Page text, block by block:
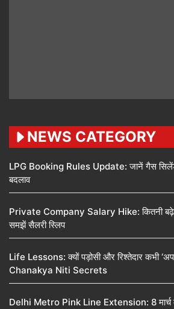
NEWS CATEGORY
LPG Booking Rules Update: जानें गैस
बदलाव
Private Company Salary Hike: कितनी
समझें सैलरी स्लिप
Life Lessons: क्यों पड़ोसी और रिश्तेदार कभी
Chanakya Niti Secrets
Delhi Metro Pink Line Extension: 8 मार्च